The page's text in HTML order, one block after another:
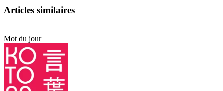
Articles similaires
Mot du jour